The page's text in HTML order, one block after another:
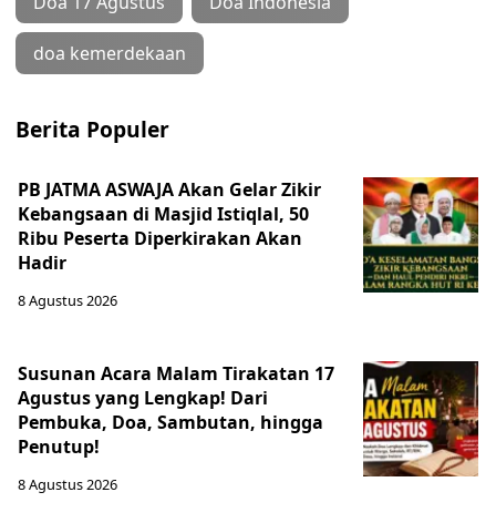
doa kemerdekaan
Berita Populer
PB JATMA ASWAJA Akan Gelar Zikir
Kebangsaan di Masjid Istiqlal, 50
Ribu Peserta Diperkirakan Akan
Hadir
8 Agustus 2026
Susunan Acara Malam Tirakatan 17
Agustus yang Lengkap! Dari
Pembuka, Doa, Sambutan, hingga
Penutup!
8 Agustus 2026